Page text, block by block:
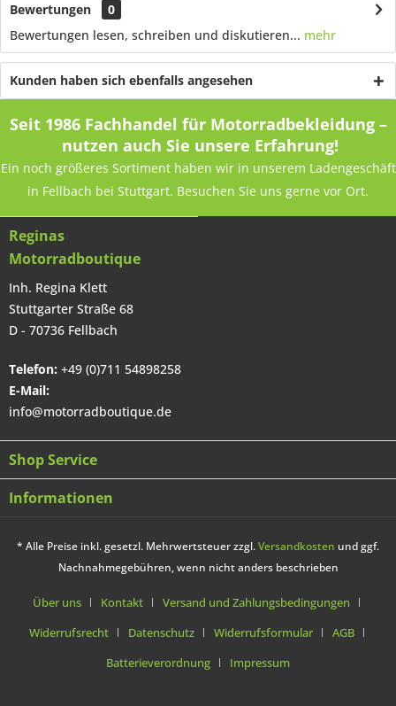
Bewertungen
0
Bewertungen lesen, schreiben und diskutieren... mehr
Kunden haben sich ebenfalls angesehen
Seit 1986 Fachhandel für Motorradbekleidung –
nutzen auch Sie unsere Erfahrung!
Ein noch größeres Sortiment haben wir in unserem Ladengeschäft
in Fellbach bei Stuttgart. Besuchen Sie uns gerne vor Ort.
Reginas
Motorradboutique
Inh. Regina Klett
Stuttgarter Straße 68
D - 70736 Fellbach
Telefon: +49 (0)711 54898258
E-Mail:
info@motorradboutique.de
Shop Service
Informationen
* Alle Preise inkl. gesetzl. Mehrwertsteuer zzgl.Versandkosten und ggf.
Nachnahmegebühren, wenn nicht anders beschrieben
Über uns Kontakt
Versand und Zahlungsbedingungen
Widerrufsrecht
Datenschutz Widerrufsformular
AGB
Batterieverordnung
Impressum